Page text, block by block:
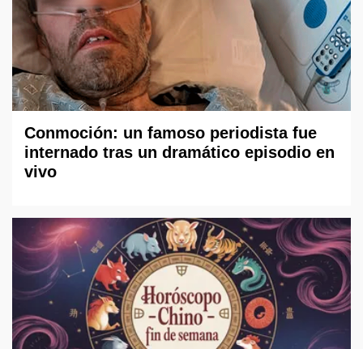
Conmoción: un famoso periodista fue
internado tras un dramático episodio en
vivo